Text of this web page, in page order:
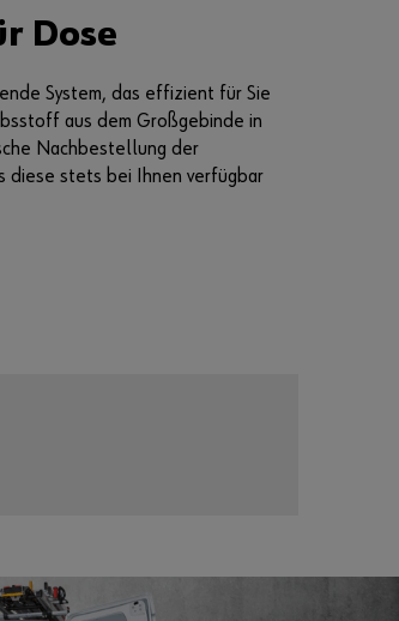
Dose
System, das effizient für Sie
aus dem Großgebinde in
Nachbestellung der
diese stets bei Ihnen verfügbar